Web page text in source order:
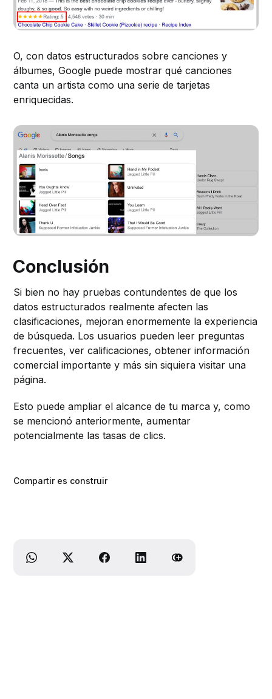
O, con datos estructurados sobre canciones y
álbumes, Google puede mostrar qué canciones
canta un artista como una serie de tarjetas
enriquecidas.
Conclusión
Si bien no hay pruebas contundentes de que los
datos estructurados realmente afecten las
clasificaciones, mejoran enormemente la experiencia
de búsqueda. Los usuarios pueden leer preguntas
frecuentes, ver calificaciones, obtener información
comercial importante y más sin siquiera visitar una
página.
Esto puede ampliar el alcance de tu marca y, como
se mencionó anteriormente, aumentar
potencialmente las tasas de clics.
Compartir es construir